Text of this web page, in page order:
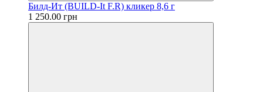
Билд-Ит (BUILD-It F.R) кликер 8,6 г
1 250.00 грн